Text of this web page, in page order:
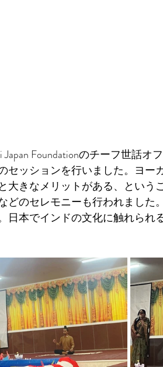
Foundationのチーフ世話オ
セッションを行いました。ヨー
大きなメリットがある、という
どのセレモニーも行われました
日本でインドの文化に触れられ